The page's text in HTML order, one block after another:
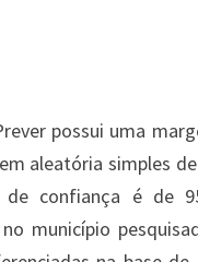
possui uma
aleatória simples
confiança é de
município